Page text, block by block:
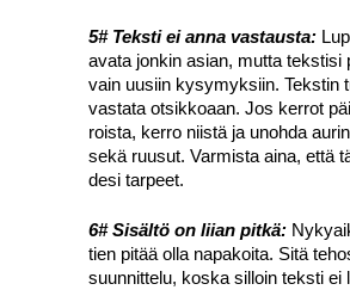
5# Teks­ti ei anna vas­taus­ta:
ava­ta jon­kin asian, mut­ta teks­ti­si
vain uusiin kysy­myk­siin. Teks­tin
vas­ta­ta otsik­ko­aan. Jos ker­rot
rois­ta, ker­ro niis­tä ja unoh­da
sekä ruusut. Var­mis­ta aina, että
de­si tar­peet.
6# Sisäl­tö on lii­an pit­kä:
tien pitää olla napa­koi­ta. Sitä
suun­nit­te­lu, kos­ka sil­loin teks­ti ei